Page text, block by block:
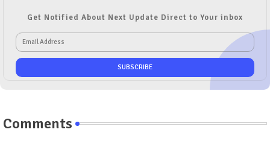
Get Notified About Next Update Direct to Your inbox
Comments